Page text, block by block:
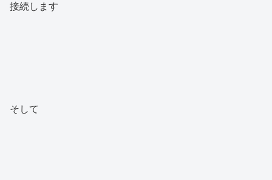
接続します
そして